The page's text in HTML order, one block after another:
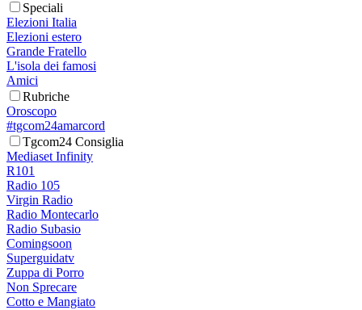
Speciali
Elezioni Italia
Elezioni estero
Grande Fratello
L'isola dei famosi
Amici
Rubriche
Oroscopo
#tgcom24amarcord
Tgcom24 Consiglia
Mediaset Infinity
R101
Radio 105
Virgin Radio
Radio Montecarlo
Radio Subasio
Comingsoon
Superguidatv
Zuppa di Porro
Non Sprecare
Cotto e Mangiato